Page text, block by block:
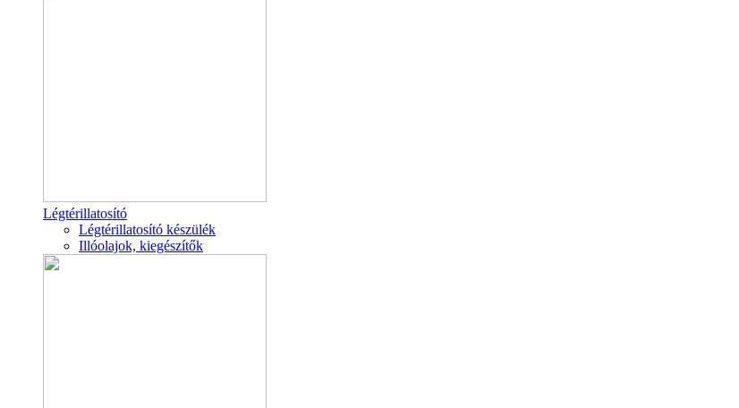
Légtérillatosító
Légtérillatosító készülék
Illóolajok, kiegészítők